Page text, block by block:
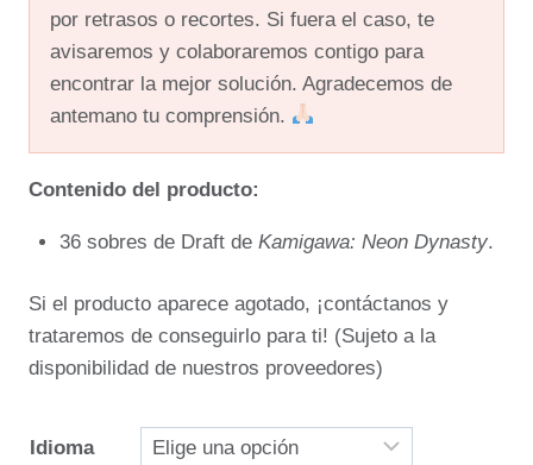
por retrasos o recortes. Si fuera el caso, te
avisaremos y colaboraremos contigo para
encontrar la mejor solución. Agradecemos de
antemano tu comprensión.
Contenido del producto:
36 sobres de Draft de Kamigawa: Neon Dynasty.
Si el producto aparece agotado, ¡contáctanos y
trataremos de conseguirlo para ti! (Sujeto a la
disponibilidad de nuestros proveedores)
Idioma